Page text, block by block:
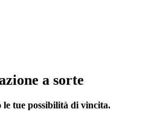
a sorte
tue possibilità di vincita.